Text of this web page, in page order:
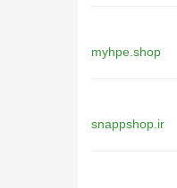
myhpe.shop
snappshop.ir